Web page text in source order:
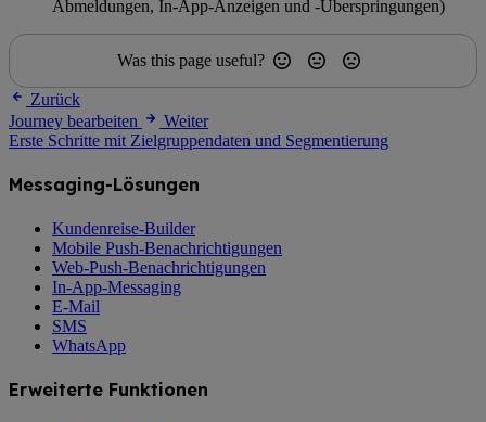
Abmeldungen, In-App-Anzeigen und -Überspringungen)
Was this page useful?
Zurück
Journey bearbeiten
Weiter
Erste Schritte mit Zielgruppendaten und Segmentierung
Messaging-Lösungen
Kundenreise-Builder
Mobile Push-Benachrichtigungen
Web-Push-Benachrichtigungen
In-App-Messaging
E-Mail
SMS
WhatsApp
Erweiterte Funktionen